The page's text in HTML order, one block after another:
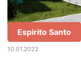
Espirito Santo
10.01.2023